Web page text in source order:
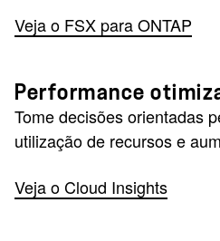
Veja o FSX para ONTAP
Performance
Tome decisões orientadas
utilização de recursos e
Veja o Cloud Insights